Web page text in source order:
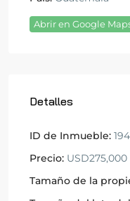
Abrir en Google
Detalles
ID de Inmueble:
Precio: USD275,000
Tamaño de la